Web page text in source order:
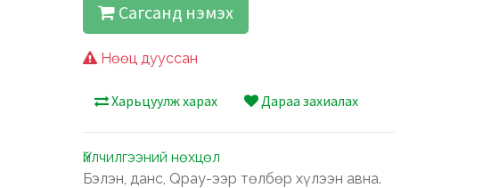
Сагсанд нэмэх
Нөөц дууссан
Харьцуулж харах Дараа захиалах
Үйлчилгээний нөхцөл
Бэлэн, данс, Qpay-ээр төлбөр хүлээн авна.